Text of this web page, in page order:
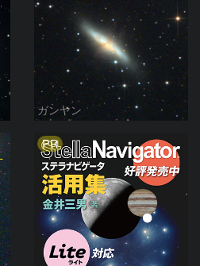
ガンヤン
PR